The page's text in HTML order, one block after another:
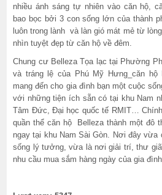
nhiều ánh sáng tự nhiên vào căn hộ,
bao bọc bởi 3 con sống lớn của thành
luôn trong lành và làn gió mát mẻ từ
nhìn tuyệt đẹp từ căn hộ về đêm.
Chung cư Belleza Tọa lạc tại Phường
và tráng lệ của Phú Mỹ Hưng_căn hộ
mang đến cho gia đình bạn một cuộc
với những tiện ích sẵn có tại khu Nam
Tâm Đức, Đại học quốc tế RMIT…
quần thể căn hộ Belleza thành một đô
ngay tại khu Nam Sài Gòn. Nơi đây vừa
sống lý tưởng, vừa là nơi giải trí, thư
nhu cầu mua sắm hàng ngày của gia